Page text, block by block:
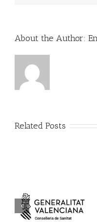
About the Author:
Related Posts
11 de junio:
presentación del